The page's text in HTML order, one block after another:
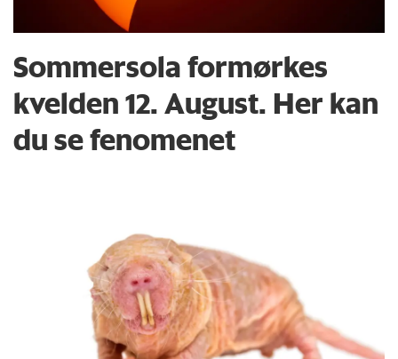
Sommersola formørkes
kvelden 12. August. Her kan
du se fenomenet